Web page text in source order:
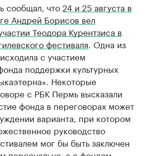
сообщал, что 24 и 25 августа в
Андрей Борисов вел
Теодора Курентзиса в
фестиваля. Одна из
с участием
поддержки культурных
Некоторые
с РБК Пермь высказали
фонда в переговорах может
варианта, при котором
руководство
мог бы быть заключен